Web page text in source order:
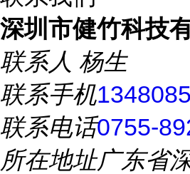
深圳市健竹科技
联系人 杨生
联系手机
联系电话0755-
所在地址广东省